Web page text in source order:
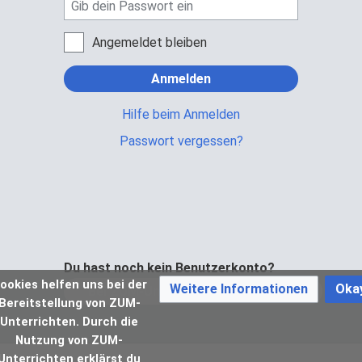
Angemeldet bleiben
Anmelden
Hilfe beim Anmelden
Passwort vergessen?
Du hast noch kein Benutzerkonto?
Bei ZUM-Unterrichten registrieren
helfen uns bei der
von ZUM-
Unterrichten. Durch die
Nutzung von ZUM-
erklärst du
Weitere Informationen